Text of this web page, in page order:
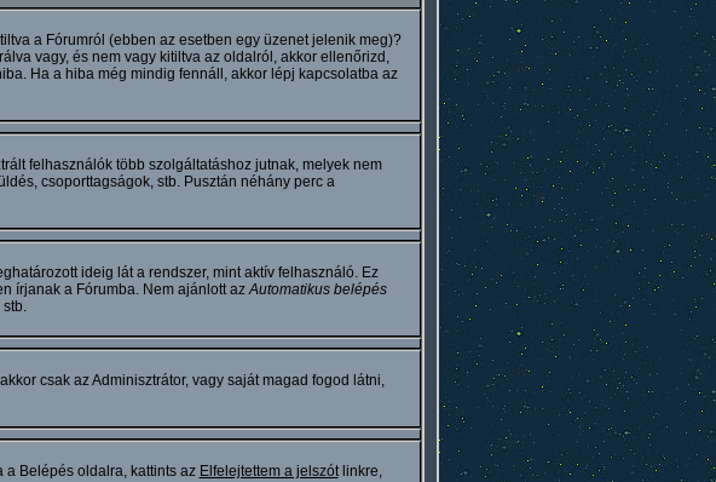
a Fórumról (ebben az esetben egy üzenet jelenik meg)?
vagy, és nem vagy kitiltva az oldalról, akkor ellenőrizd,
Ha a hiba még mindig fennáll, akkor lépj kapcsolatba az
felhasználók több szolgáltatáshoz jutnak, melyek nem
csoporttagságok, stb. Pusztán néhány perc a
ideig lát a rendszer, mint aktív felhasználó. Ez
írjanak a Fórumba. Nem ajánlott azAutomatikus belépés
csak az Adminisztrátor, vagy saját magad fogod látni,
a Belépés oldalra, kattints az Elfelejtettem a jelszótlinkre,